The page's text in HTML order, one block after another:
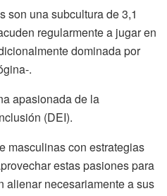
son una subcultura de 3,1
regularmente a jugar en
dominada por
.
apasionada de la
(DEI).
masculinas con estrategias
estas pasiones para
alienar necesariamente a sus